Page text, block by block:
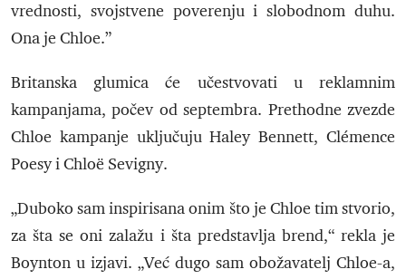
vrednosti, svojstvene poverenju i slobodnom duhu.
Ona je Chloe.”
Britanska glumica će učestvovati u reklamnim
kampanjama, počev od septembra. Prethodne zvezde
Chloe kampanje uključuju Haley Bennett, Clémence
Poesy i Chloë Sevigny.
„Duboko sam inspirisana onim što je Chloe tim stvorio,
za šta se oni zalažu i šta predstavlja brend,“ rekla je
Boynton u izjavi. „Već dugo sam obožavatelj Chloe-a,